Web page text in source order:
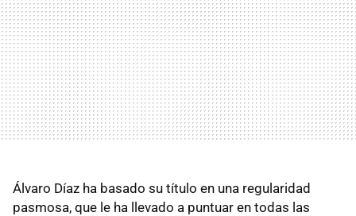
Álvaro Díaz ha basado su título en una regularidad
pasmosa, que le ha llevado a puntuar en todas las